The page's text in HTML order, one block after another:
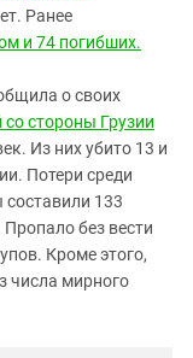
Ранее
и 74 погибших.
о своих
со стороны Грузии
Из них убито 13 и
Потери среди
133
без вести
Кроме этого,
числа мирного